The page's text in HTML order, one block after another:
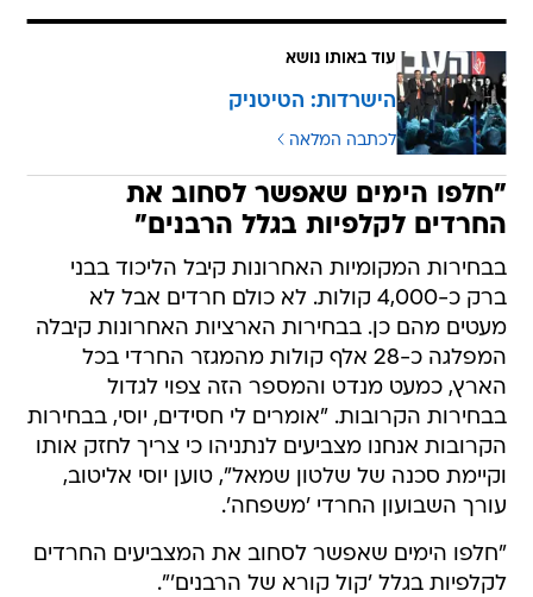
עוד באותו נושא
הישרדות: הטיטניק
לכתבה המלאה
"חלפו הימים שאפשר לסחוב את
החרדים לקלפיות בגלל הרבנים"
בבחירות המקומיות האחרונות קיבל הליכוד בבני
ברק כ-4,000 קולות. לא כולם חרדים אבל לא
מעטים מהם כן. בבחירות הארציות האחרונות קיבלה
המפלגה כ-28 אלף קולות מהמגזר החרדי בכל
הארץ, כמעט מנדט והמספר הזה צפוי לגדול
בבחירות הקרובות. "אומרים לי חסידים, יוסי, בבחירות
הקרובות אנחנו מצביעים לנתניהו כי צריך לחזק אותו
וקיימת סכנה של שלטון שמאל", טוען יוסי אליטוב,
עורך השבועון החרדי 'משפחה'.
"חלפו הימים שאפשר לסחוב את המצביעים החרדים
לקלפיות בגלל 'קול קורא של הרבנים'".